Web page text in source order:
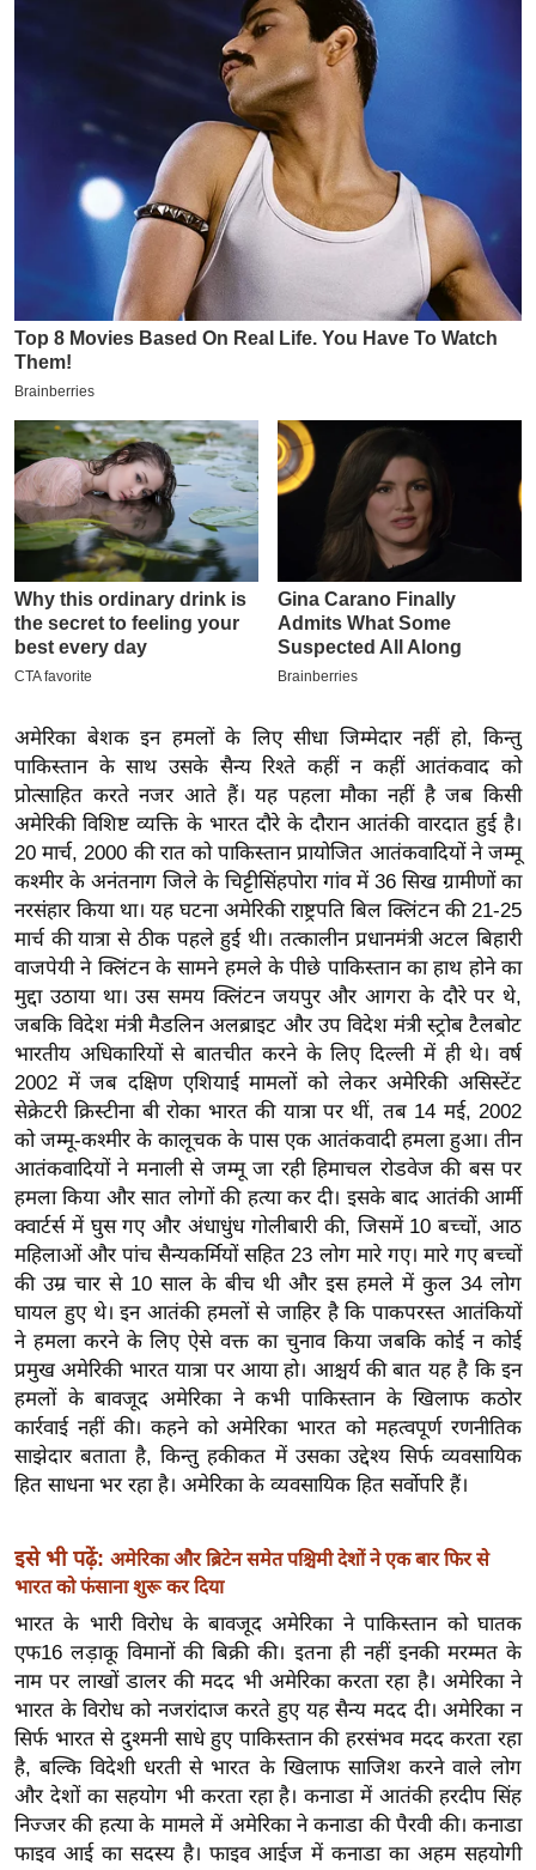
पे
प
र
मि
सा
ल
मि
सा
ल
ख्सि
य
त
यं
ग
इं
डि
या
सा
हि
त्य
ज
ग
त
ऑ
टो
व
र्ल्ड
न्यू
ज
ब्री
फ
म
नो
न
ज
ग
त
बॉ
ली
ड
हॉ
ली
अमेरिका बेशक इन हमलों के लिए सीधा जिम्मेदार नहीं हो, किन्तु
पाकिस्तान के साथ उसके सैन्य रिश्ते कहीं न कहीं आतंकवाद को
प्रोत्साहित करते नजर आते हैं। यह पहला मौका नहीं है जब किसी
अमेरिकी विशिष्ट व्यक्ति के भारत दौरे के दौरान आतंकी वारदात हुई है।
20 मार्च, 2000 की रात को पाकिस्तान प्रायोजित आतंकवादियों ने जम्मू
कश्मीर के अनंतनाग जिले के चिट्टीसिंहपोरा गांव में 36 सिख ग्रामीणों का
नरसंहार किया था। यह घटना अमेरिकी राष्ट्रपति बिल क्लिंटन की 21-25
मार्च की यात्रा से ठीक पहले हुई थी। तत्कालीन प्रधानमंत्री अटल बिहारी
वाजपेयी ने क्लिंटन के सामने हमले के पीछे पाकिस्तान का हाथ होने का
मुद्दा उठाया था। उस समय क्लिंटन जयपुर और आगरा के दौरे पर थे,
जबकि विदेश मंत्री मैडलिन अलब्राइट और उप विदेश मंत्री स्ट्रोब टैलबोट
भारतीय अधिकारियों से बातचीत करने के लिए दिल्ली में ही थे। वर्ष
2002 में जब दक्षिण एशियाई मामलों को लेकर अमेरिकी असिस्टेंट
सेक्रेटरी क्रिस्टीना बी रोका भारत की यात्रा पर थीं, तब 14 मई, 2002
को जम्मू-कश्मीर के कालूचक के पास एक आतंकवादी हमला हुआ। तीन
आतंकवादियों ने मनाली से जम्मू जा रही हिमाचल रोडवेज की बस पर
हमला किया और सात लोगों की हत्या कर दी। इसके बाद आतंकी आर्मी
क्वार्टर्स में घुस गए और अंधाधुंध गोलीबारी की, जिसमें 10 बच्चों, आठ
महिलाओं और पांच सैन्यकर्मियों सहित 23 लोग मारे गए। मारे गए बच्चों
की उम्र चार से 10 साल के बीच थी और इस हमले में कुल 34 लोग
घायल हुए थे। इन आतंकी हमलों से जाहिर है कि पाकपरस्त आतंकियों
ने हमला करने के लिए ऐसे वक्त का चुनाव किया जबकि कोई न कोई
प्रमुख अमेरिकी भारत यात्रा पर आया हो। आश्चर्य की बात यह है कि इन
हमलों के बावजूद अमेरिका ने कभी पाकिस्तान के खिलाफ कठोर
कार्रवाई नहीं की। कहने को अमेरिका भारत को महत्वपूर्ण रणनीतिक
साझेदार बताता है, किन्तु हकीकत में उसका उद्देश्य सिर्फ व्यवसायिक
हित साधना भर रहा है। अमेरिका के व्यवसायिक हित सर्वोपरि हैं।
इसे भी पढ़ें: अमेरिका और ब्रिटेन समेत पश्चिमी देशों ने एक बार फिर से
भारत को फंसाना शुरू कर दिया
भारत के भारी विरोध के बावजूद अमेरिका ने पाकिस्तान को घातक
एफ16 लड़ाकू विमानों की बिक्री की। इतना ही नहीं इनकी मरम्मत के
नाम पर लाखों डालर की मदद भी अमेरिका करता रहा है। अमेरिका ने
भारत के विरोध को नजरांदाज करते हुए यह सैन्य मदद दी। अमेरिका न
सिर्फ भारत से दुश्मनी साधे हुए पाकिस्तान की हरसंभव मदद करता रहा
है, बल्कि विदेशी धरती से भारत के खिलाफ साजिश करने वाले लोग
और देशों का सहयोग भी करता रहा है। कनाडा में आतंकी हरदीप सिंह
निज्जर की हत्या के मामले में अमेरिका ने कनाडा की पैरवी की। कनाडा
फाइव आई का सदस्य है। फाइव आईज में कनाडा का अहम सहयोगी